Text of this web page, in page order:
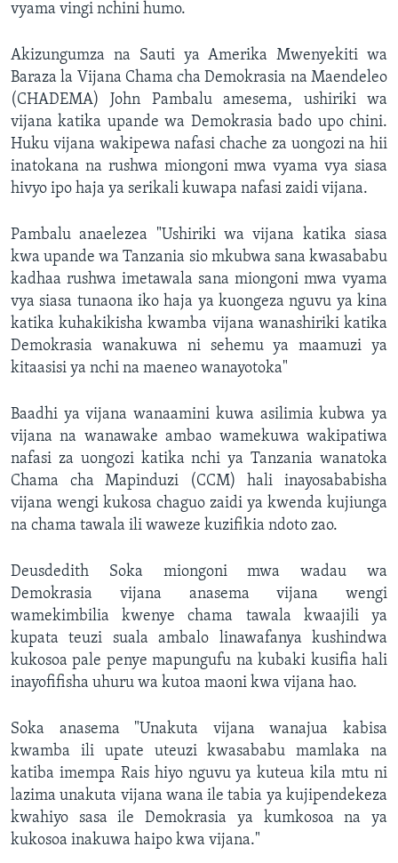
vyama vingi nchini humo.
Akizungumza na Sauti ya Amerika Mwenyekiti wa
Baraza la Vijana Chama cha Demokrasia na Maendeleo
(CHADEMA) John Pambalu amesema, ushiriki wa
vijana katika upande wa Demokrasia bado upo chini.
Huku vijana wakipewa nafasi chache za uongozi na hii
inatokana na rushwa miongoni mwa vyama vya siasa
hivyo ipo haja ya serikali kuwapa nafasi zaidi vijana.
Pambalu anaelezea "Ushiriki wa vijana katika siasa
kwa upande wa Tanzania sio mkubwa sana kwasababu
kadhaa rushwa imetawala sana miongoni mwa vyama
vya siasa tunaona iko haja ya kuongeza nguvu ya kina
katika kuhakikisha kwamba vijana wanashiriki katika
Demokrasia wanakuwa ni sehemu ya maamuzi ya
kitaasisi ya nchi na maeneo wanayotoka"
Baadhi ya vijana wanaamini kuwa asilimia kubwa ya
vijana na wanawake ambao wamekuwa wakipatiwa
nafasi za uongozi katika nchi ya Tanzania wanatoka
Chama cha Mapinduzi (CCM) hali inayosababisha
vijana wengi kukosa chaguo zaidi ya kwenda kujiunga
na chama tawala ili waweze kuzifikia ndoto zao.
Deusdedith Soka miongoni mwa wadau wa
Demokrasia vijana anasema vijana wengi
wamekimbilia kwenye chama tawala kwaajili ya
kupata teuzi suala ambalo linawafanya kushindwa
kukosoa pale penye mapungufu na kubaki kusifia hali
inayofifisha uhuru wa kutoa maoni kwa vijana hao.
Soka anasema "Unakuta vijana wanajua kabisa
kwamba ili upate uteuzi kwasababu mamlaka na
katiba imempa Rais hiyo nguvu ya kuteua kila mtu ni
lazima unakuta vijana wana ile tabia ya kujipendekeza
kwahiyo sasa ile Demokrasia ya kumkosoa na ya
kukosoa inakuwa haipo kwa vijana."